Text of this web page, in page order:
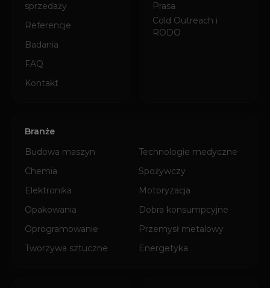
sprzedaży
Referencje
Badania
FAQ
Kontakt
Prasa
Cold Outreach i
RODO
Branże
Budowa maszyn
Technologie medyczne
Chemia
Spożywczy
Elektronika
Motoryzacja
Opakowania
Dobra konsumpcyjne
Oprogramowanie
Przemysł metalowy
Tworzywa sztuczne
Energetyka